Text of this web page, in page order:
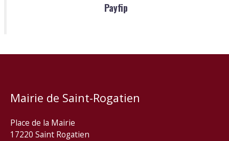
Payfip
Mairie de Saint-Rogatien
Place de la Mairie
17220 Saint Rogatien